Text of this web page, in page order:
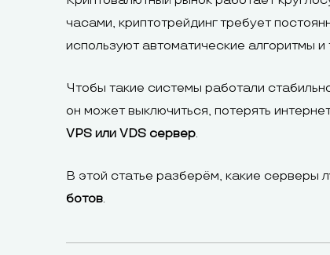
часами, криптотрейдинг требует
используют автоматические алгоритмы и
Чтобы такие системы работали
он может выключиться, потерять
VPS или VDS сервер.
В этой статье разберём, какие серверы
ботов.